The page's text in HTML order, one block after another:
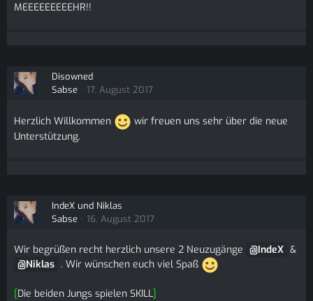
MEEEEEEEEEHR!!
Disowned
Sabse
17. August 2017
Herzlich Willkommen
wir freuen uns sehr über die neue
Unterstützung.
IndeX und Niklas
Sabse
16. August 2017
Wir begrüßen recht herzlich unsere 2 Neuzugänge IndeX &
Niklas . Wir wünschen euch viel Spaß
[Die beiden Jungs spielen SKILL]